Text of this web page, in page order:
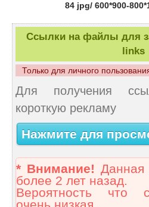
84 jpg/ 600*900-
Ссылки на файлы для
links
Только для личного
Для получения
короткую рекламу
Нажмите для
* Внимание! Данная
более 2 лет назад.
Вероятность что